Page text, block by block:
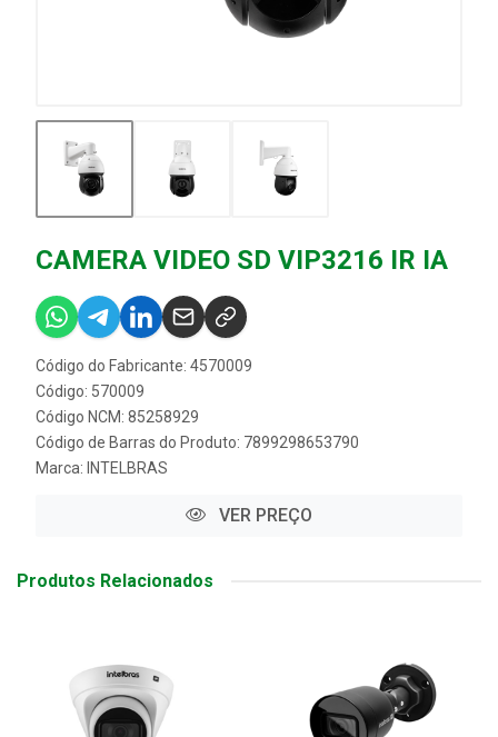
CAMERA VIDEO SD VIP3216 IR IA
Código do Fabricante: 4570009
Código: 570009
Código NCM: 85258929
Código de Barras do Produto: 7899298653790
Marca: INTELBRAS
VER PREÇO
Produtos Relacionados